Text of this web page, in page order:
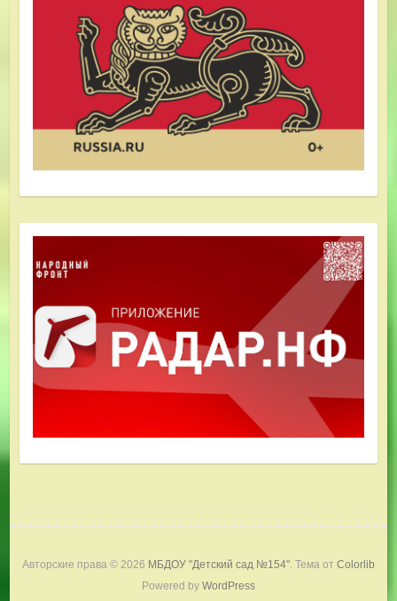
Авторские права © 2026 МБДОУ "Детский сад №154". Тема от Colorlib
Powered by WordPress